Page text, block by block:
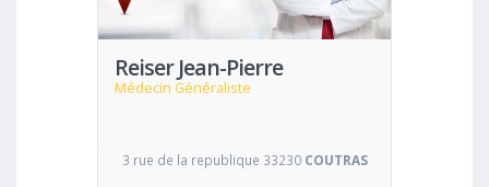
Reiser Jean-Pierre
Médecin Généraliste
3 rue de la republique 33230 COUTRAS